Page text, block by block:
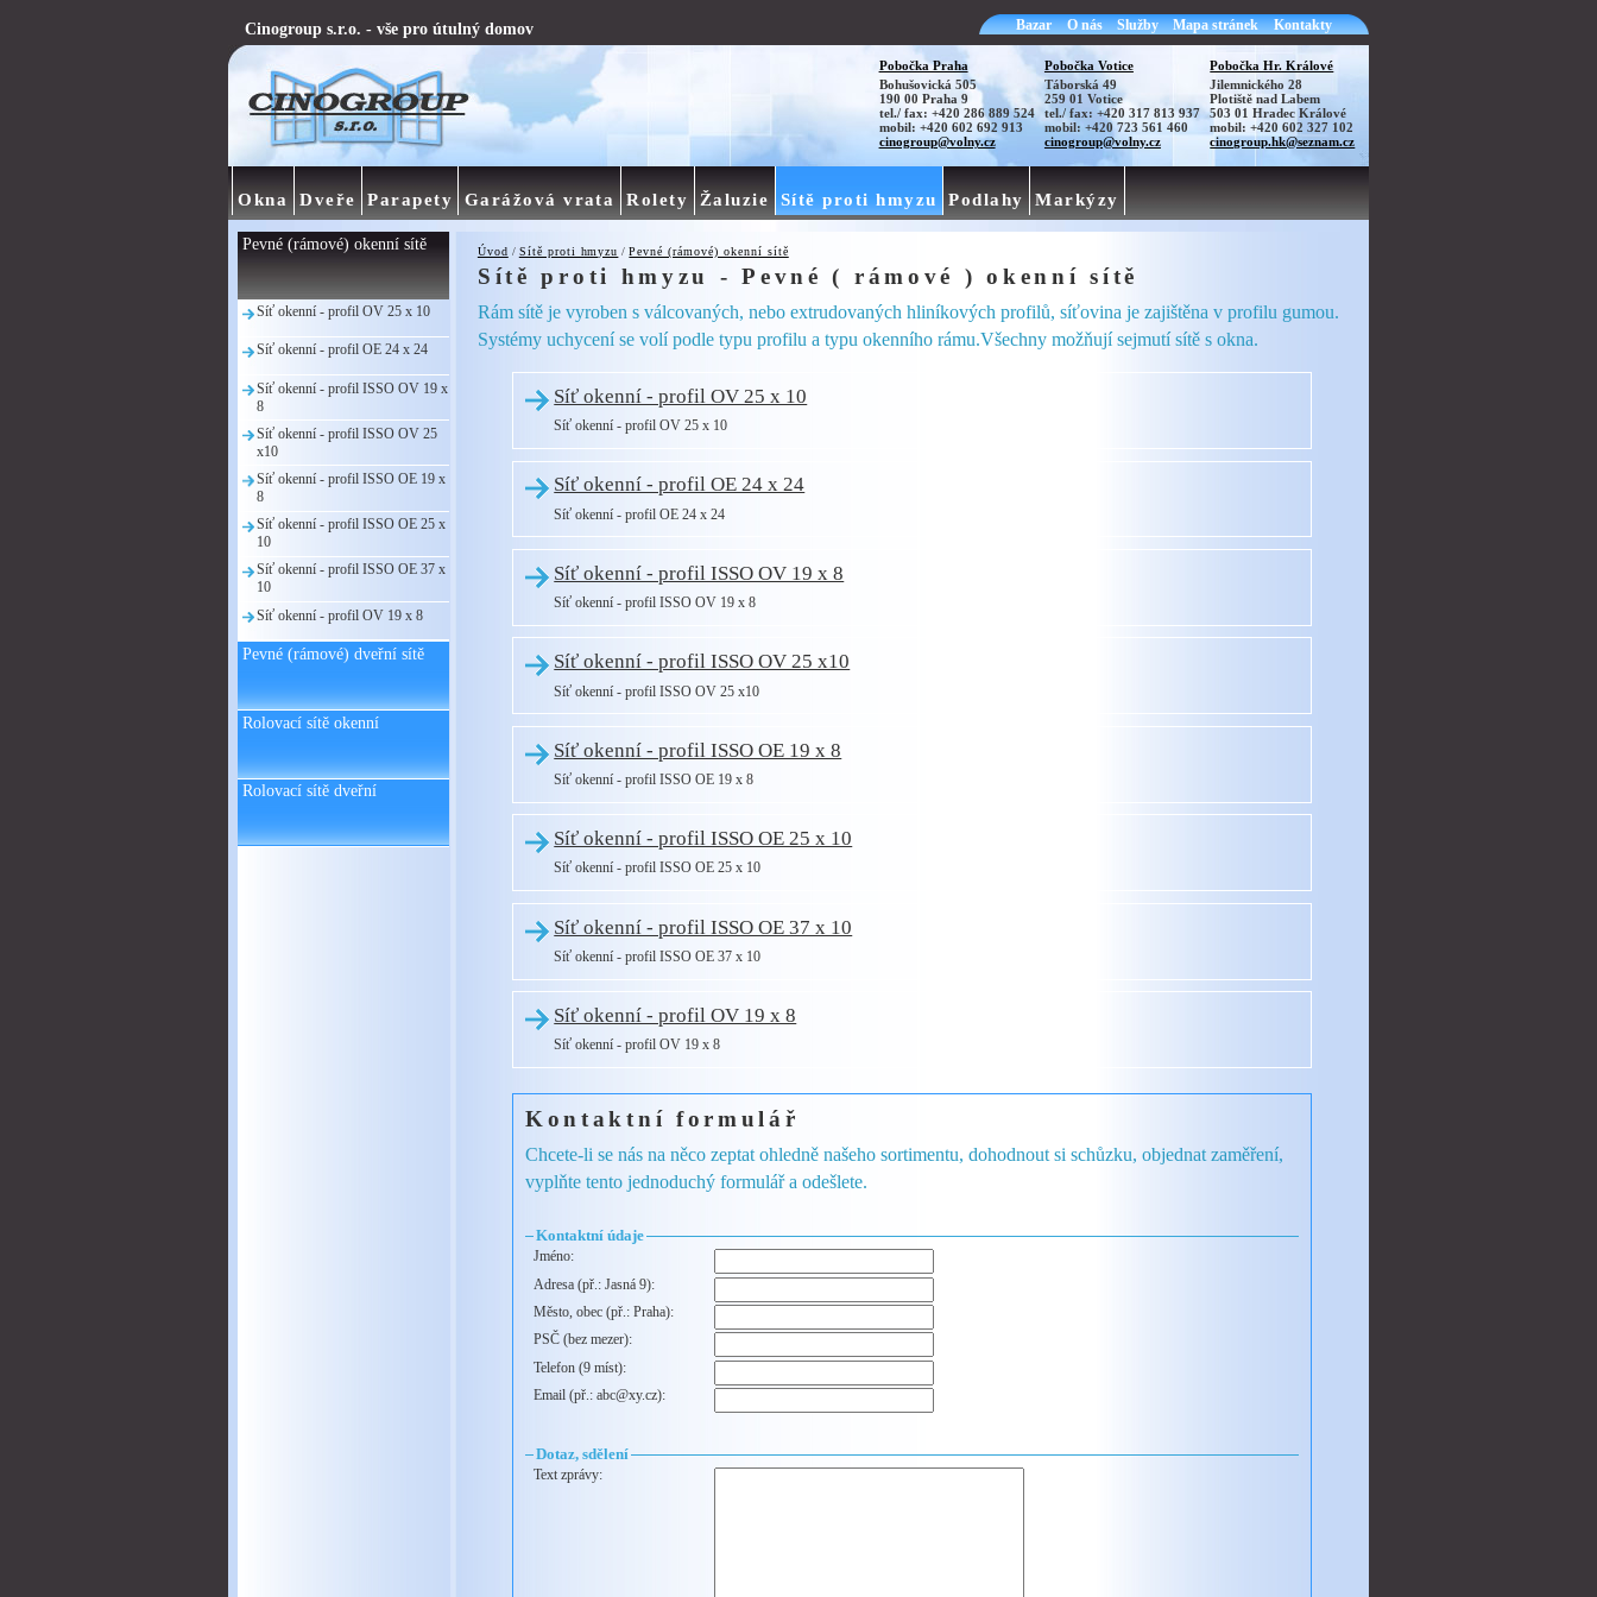
Úvod / Sítě proti hmyzu /Pevné (rámové) okenní sítě
Sítě proti hmyzu - Pevné ( rámové ) okenní sítě
Rám sítě je vyroben s válcovaných, nebo extrudovaných hliníkových profilů, síťovina je zajištěna v profilu gumou.
Systémy uchycení se volí podle typu profilu a typu okenního rámu.Všechny možňují sejmutí sítě s okna.
Síť okenní - profil OV 25 x 10
Síť okenní - profil OV 25 x 10
Síť okenní - profil OE 24 x 24
Síť okenní - profil OE 24 x 24
Síť okenní - profil ISSO OV 19 x 8
Síť okenní - profil ISSO OV 19 x 8
Síť okenní - profil ISSO OV 25 x10
Síť okenní - profil ISSO OV 25 x10
Síť okenní - profil ISSO OE 19 x 8
Síť okenní - profil ISSO OE 19 x 8
Síť okenní - profil ISSO OE 25 x 10
Síť okenní - profil ISSO OE 25 x 10
Síť okenní - profil ISSO OE 37 x 10
Síť okenní - profil ISSO OE 37 x 10
Síť okenní - profil OV 19 x 8
Síť okenní - profil OV 19 x 8
Kontaktní formulář
Chcete-li se nás na něco zeptat ohledně našeho sortimentu, dohodnout si schůzku, objednat zaměření,
vyplňte tento jednoduchý formulář a odešlete.
Kontaktní údaje
Jméno:
Adresa (př.: Jasná 9):
Město, obec (př.: Praha):
PSČ (bez mezer):
Telefon (9 míst):
Email (př.: abc@xy.cz):
Dotaz, sdělení
Text zprávy:
Pevné (rámové) okenní sítě
Síť okenní - profil OV 25 x 10
Síť okenní - profil OE 24 x 24
Síť okenní - profil ISSO OV 19 x
8
Síť okenní - profil ISSO OV 25
x10
Síť okenní - profil ISSO OE 19 x
8
Síť okenní - profil ISSO OE 25 x
10
Síť okenní - profil ISSO OE 37 x
10
Síť okenní - profil OV 19 x 8
Pevné (rámové) dveřní sítě
Rolovací sítě okenní
Rolovací sítě dveřní
Cinogroup s.r.o. - vše pro útulný domov Bazar O nás Služby Mapa stránek Kontakty
Pobočka Praha
Bohušovická 505
190 00 Praha 9
tel./ fax: +420 286 889 524
mobil: +420 602 692 913
cinogroup@volny.cz
Pobočka Votice
Táborská 49
259 01 Votice
tel./ fax: +420 317 813 937
mobil: +420 723 561 460
cinogroup@volny.cz
Pobočka Hr. Králové
Jilemnického 28
Plotiště nad Labem
503 01 Hradec Králové
mobil: +420 602 327 102
cinogroup.hk@seznam.cz
Okna Dveře Parapety Garážová vrata Rolety Žaluzie Sítě proti hmyzu Podlahy Markýzy